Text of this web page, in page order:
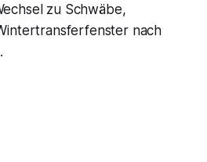
zu Schwäbe,
nach